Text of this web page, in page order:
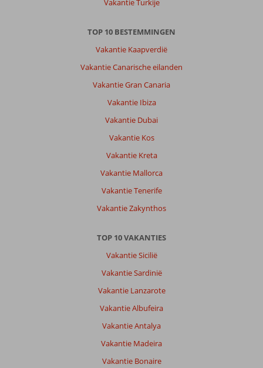
Vakantie Turkije
TOP 10 BESTEMMINGEN
Vakantie Kaapverdië
Vakantie Canarische eilanden
Vakantie Gran Canaria
Vakantie Ibiza
Vakantie Dubai
Vakantie Kos
Vakantie Kreta
Vakantie Mallorca
Vakantie Tenerife
Vakantie Zakynthos
TOP 10 VAKANTIES
Vakantie Sicilië
Vakantie Sardinië
Vakantie Lanzarote
Vakantie Albufeira
Vakantie Antalya
Vakantie Madeira
Vakantie Bonaire